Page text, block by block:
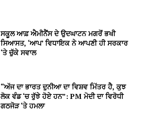
ਸਕੂਲ ਆਫ਼ ਐਮੀਨੈਂਸ ਦੇ ਉਦਘਾਟਨ ਮਗਰੋਂ ਭਖੀ
ਸਿਆਸਤ, ‘ਆਪ’ ਵਿਧਾਇਕ ਨੇ ਆਪਣੀ ਹੀ ਸਰਕਾਰ
‘ਤੇ ਚੁੱਕੇ ਸਵਾਲ
“ਅੱਜ ਦਾ ਭਾਰਤ ਦੁਨੀਆ ਦਾ ਵਿਸ਼ਵ ਮਿੱਤਰ ਹੈ, ਕੁਝ
ਲੋਕ ਵੰਡ ‘ਚ ਰੁੱਝੇ ਹੋਏ ਹਨ”: PM ਮੋਦੀ ਦਾ ਵਿਰੋਧੀ
ਗਠਜੋੜ ‘ਤੇ ਹਮਲਾ